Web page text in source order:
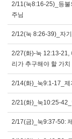
2/11(눅8:16-25)_등불
주님
2/12(눅 8:26-39)_자
2/27(화)-눅 12:13-21,
리가 추구해야 할 가치
2/14(화)_눅9:1-17_제
2/21(화)_눅10:25-
2/17(금)_눅9:37-50: